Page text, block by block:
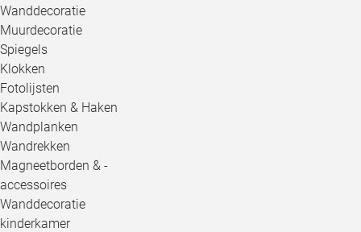
Wanddecoratie
Muurdecoratie
Spiegels
Klokken
Fotolijsten
Kapstokken & Haken
Wandplanken
Wandrekken
Magneetborden & -
accessoires
Wanddecoratie
kinderkamer